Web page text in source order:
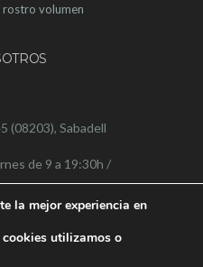
rostro volumen
(08203), Sabadell
de 9 a 19:30h /
la mejor experiencia en
cookies utilizamos o